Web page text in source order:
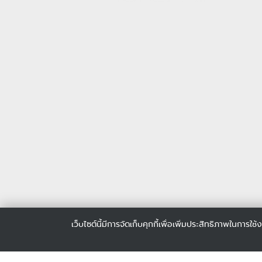
เว็บไซต์นี้มีการจัดเก็บคุกกี้เพื่อเพิ่มประสิทธิภาพในการใ